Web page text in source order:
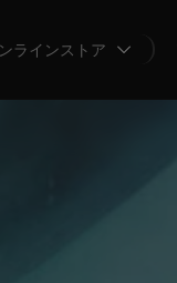
ラインストア